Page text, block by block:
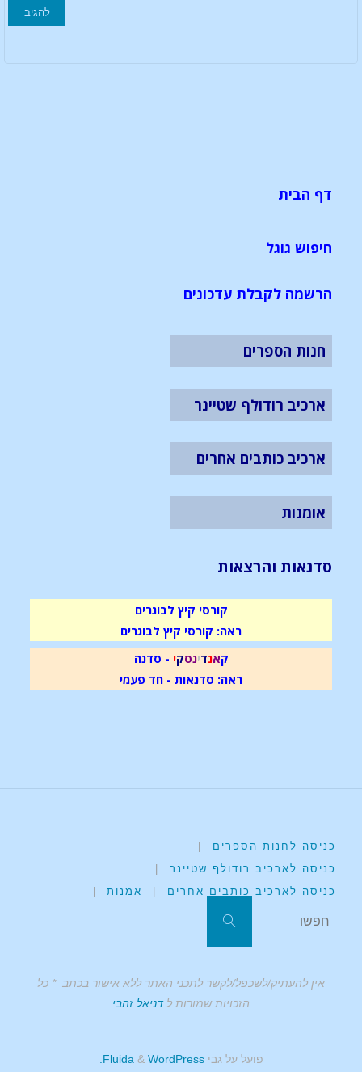
דף הבית
חיפוש גוגל
הרשמה לקבלת עדכונים
חנות הספרים
ארכיב רודולף שטיינר
ארכיב כותבים אחרים
אומנות
סדנאות והרצאות
קורסי קיץ לבוגרים
ראה: קורסי קיץ לבוגרים
קאנדינסקי - סדנה
ראה: סדנאות - חד פעמי
כניסה לחנות הספרים
כניסה לארכיב רודולף שטיינר
כניסה לארכיב כותבים אחרים
אמנות
אין להעתיק/לשכפל/לקשר לתכני האתר ללא אישור בכתב * כל
הזכויות שמורות לדניאל זהבי
פועל על גבי Fluida
& WordPress.